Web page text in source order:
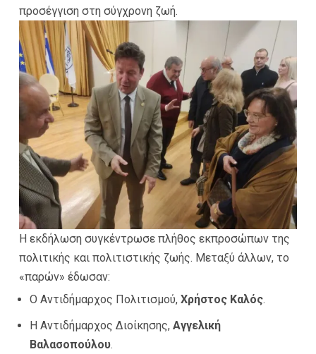
προσέγγιση στη σύγχρονη ζωή.
Η εκδήλωση συγκέντρωσε πλήθος εκπροσώπων της
πολιτικής και πολιτιστικής ζωής. Μεταξύ άλλων, το
«παρών» έδωσαν:
Ο Αντιδήμαρχος Πολιτισμού, Χρήστος Καλός.
Η Αντιδήμαρχος Διοίκησης, Αγγελική
Βαλασοπούλου.